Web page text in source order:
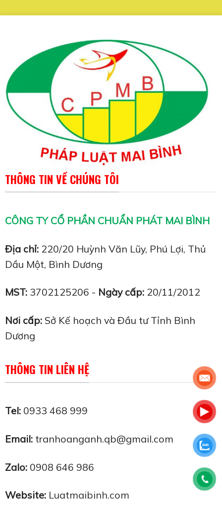
THÔNG TIN VỀ CHÚNG TÔI
CÔNG TY CỔ PHẦN CHUẨN PHÁT MAI BÌNH
Địa chỉ: 220/20 Huỳnh Văn Lũy, Phú Lợi, Thủ
Dầu Một, Bình Dương
MST: 3702125206 - Ngày cấp: 20/11/2012
Nơi cấp: Sở Kế hoạch và Đầu tư Tỉnh Bình
Dương
THÔNG TIN LIÊN HỆ
Tel: 0933 468 999
Email: tranhoanganh.qb@gmail.com
Zalo: 0908 646 986
Website: Luatmaibinh.com